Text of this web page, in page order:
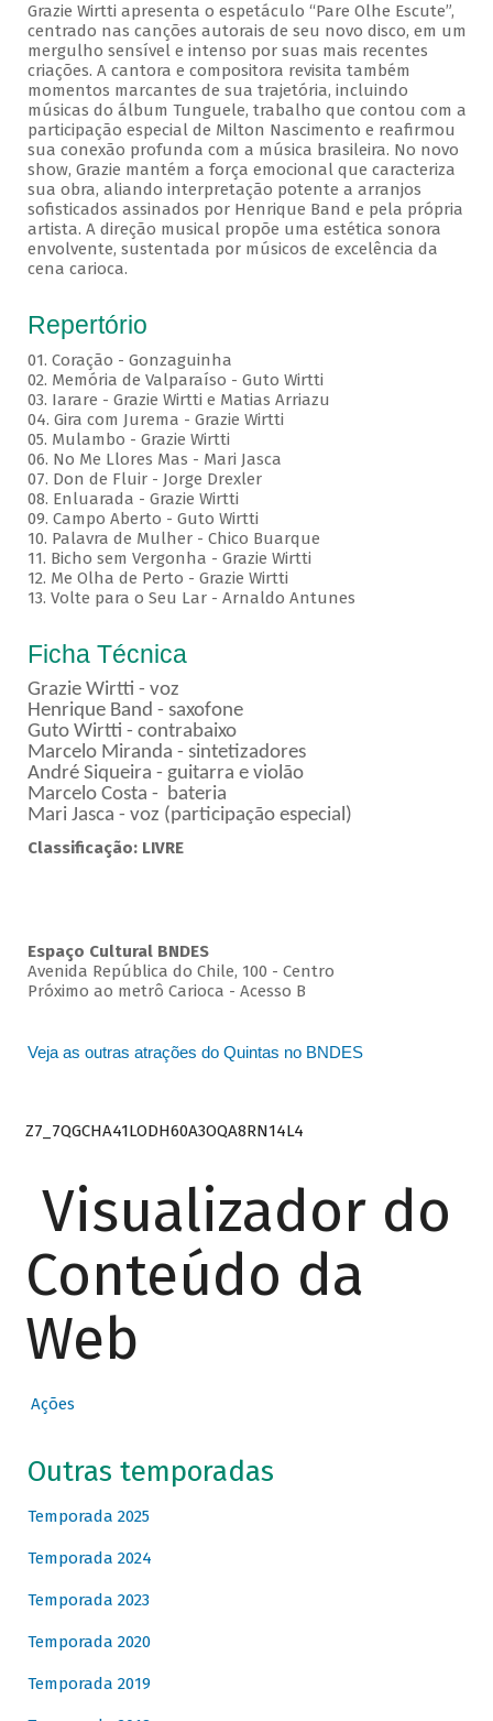
Grazie Wirtti apresenta o espetáculo “Pare Olhe Escute”,
centrado nas canções autorais de seu novo disco, em um
mergulho sensível e intenso por suas mais recentes
criações. A cantora e compositora revisita também
momentos marcantes de sua trajetória, incluindo
músicas do álbum Tunguele, trabalho que contou com a
participação especial de Milton Nascimento e reafirmou
sua conexão profunda com a música brasileira. No novo
show, Grazie mantém a força emocional que caracteriza
sua obra, aliando interpretação potente a arranjos
sofisticados assinados por Henrique Band e pela própria
artista. A direção musical propõe uma estética sonora
envolvente, sustentada por músicos de excelência da
cena carioca.
Repertório
01. Coração - Gonzaguinha
02. Memória de Valparaíso - Guto Wirtti
03. Iarare - Grazie Wirtti e Matias Arriazu
04. Gira com Jurema - Grazie Wirtti
05. Mulambo - Grazie Wirtti
06. No Me Llores Mas - Mari Jasca
07. Don de Fluir - Jorge Drexler
08. Enluarada - Grazie Wirtti
09. Campo Aberto - Guto Wirtti
10. Palavra de Mulher - Chico Buarque
11. Bicho sem Vergonha - Grazie Wirtti
12. Me Olha de Perto - Grazie Wirtti
13. Volte para o Seu Lar - Arnaldo Antunes
Ficha Técnica
Grazie Wirtti - voz
Henrique Band - saxofone
Guto Wirtti - contrabaixo
Marcelo Miranda - sintetizadores
André Siqueira - guitarra e violão
Marcelo Costa - bateria
Mari Jasca - voz (participação especial)
Classificação: LIVRE
Espaço Cultural BNDES
Avenida República do Chile, 100 - Centro
Próximo ao metrô Carioca - Acesso B
Veja as outras atrações do Quintas no BNDES
Z7_7QGCHA41LODH60A3OQA8RN14L4
Visualizador do
Conteúdo da
Web
Ações
Outras temporadas
Temporada 2025
Temporada 2024
Temporada 2023
Temporada 2020
Temporada 2019